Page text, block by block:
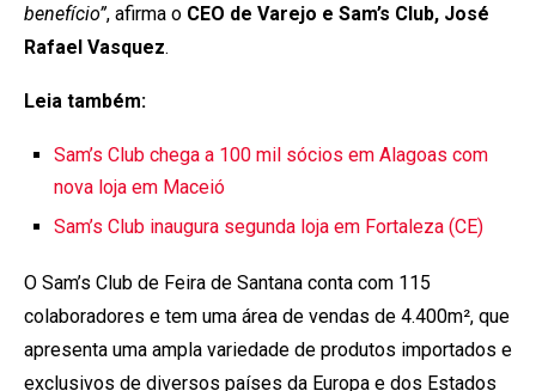
benefício”, afirma o CEO de Varejo e Sam’s Club, José
Rafael Vasquez.
Leia também:
Sam’s Club chega a 100 mil sócios em Alagoas com
nova loja em Maceió
Sam’s Club inaugura segunda loja em Fortaleza (CE)
O Sam’s Club de Feira de Santana conta com 115
colaboradores e tem uma área de vendas de 4.400m², que
apresenta uma ampla variedade de produtos importados e
exclusivos de diversos países da Europa e dos Estados